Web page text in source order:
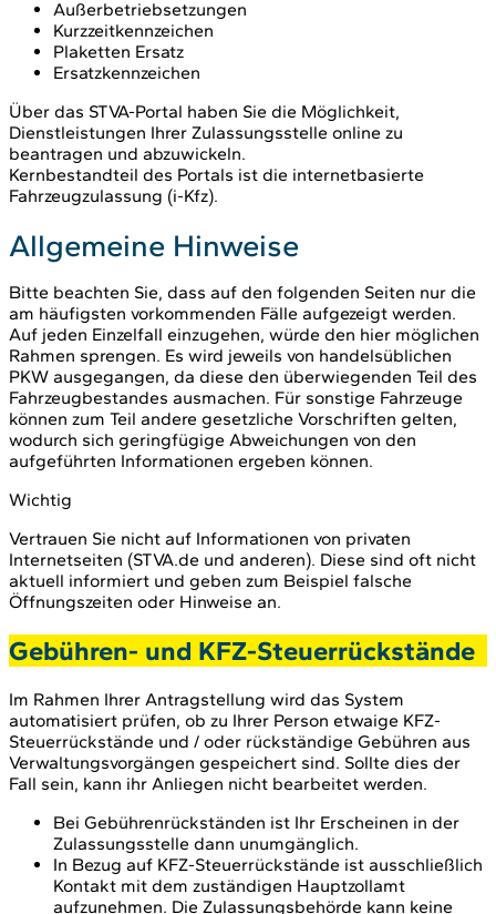
Außerbetriebsetzungen
Kurzzeitkennzeichen
Plaketten Ersatz
Ersatzkennzeichen
Über das STVA-Portal haben Sie die Möglichkeit,
Dienstleistungen Ihrer Zulassungsstelle online zu
beantragen und abzuwickeln.
Kernbestandteil des Portals ist die internetbasierte
Fahrzeugzulassung (i-Kfz).
Allgemeine Hinweise
Bitte beachten Sie, dass auf den folgenden Seiten nur die
am häufigsten vorkommenden Fälle aufgezeigt werden.
Auf jeden Einzelfall einzugehen, würde den hier möglichen
Rahmen sprengen. Es wird jeweils von handelsüblichen
PKW ausgegangen, da diese den überwiegenden Teil des
Fahrzeugbestandes ausmachen. Für sonstige Fahrzeuge
können zum Teil andere gesetzliche Vorschriften gelten,
wodurch sich geringfügige Abweichungen von den
aufgeführten Informationen ergeben können.
Wichtig
Vertrauen Sie nicht auf Informationen von privaten
Internetseiten (STVA.de und anderen). Diese sind oft nicht
aktuell informiert und geben zum Beispiel falsche
Öffnungszeiten oder Hinweise an.
Gebühren- und KFZ-Steuerrückstände
Im Rahmen Ihrer Antragstellung wird das System
automatisiert prüfen, ob zu Ihrer Person etwaige KFZ-
Steuerrückstände und / oder rückständige Gebühren aus
Verwaltungsvorgängen gespeichert sind. Sollte dies der
Fall sein, kann ihr Anliegen nicht bearbeitet werden.
Bei Gebührenrückständen ist Ihr Erscheinen in der
Zulassungsstelle dann unumgänglich.
In Bezug auf KFZ-Steuerrückstände ist ausschließlich
Kontakt mit dem zuständigen Hauptzollamt
aufzunehmen. Die Zulassungsbehörde kann keine